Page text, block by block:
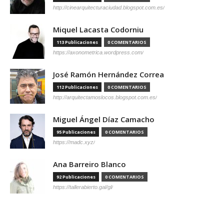
http://cinearquitecturaciudad.blogspot.com.es/
Miquel Lacasta Codorniu
113 Publicaciones 0 COMENTARIOS
https://axonometrica.wordpress.com/
José Ramón Hernández Correa
112 Publicaciones 0 COMENTARIOS
http://arquitectamoslocos.blogspot.com.es/
Miguel Ángel Díaz Camacho
95 Publicaciones 0 COMENTARIOS
https://madc.xyz/
Ana Barreiro Blanco
92 Publicaciones 0 COMENTARIOS
https://tallerabierto.gal/gl/